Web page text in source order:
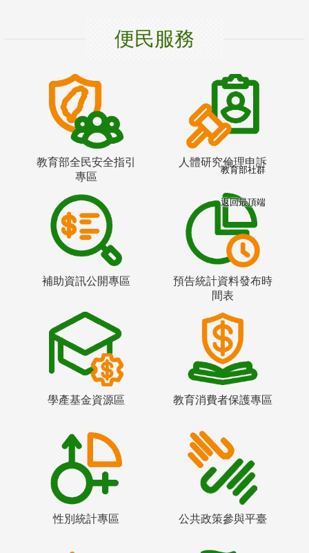
便民服務
教育部全民安全指引
專區
人體研究倫理申訴
補助資訊公開專區
預告統計資料發布時
間表
學產基金資源區 教育消費者保護專區
性別統計專區 公共政策參與平臺
教育部社群
返回最頂端